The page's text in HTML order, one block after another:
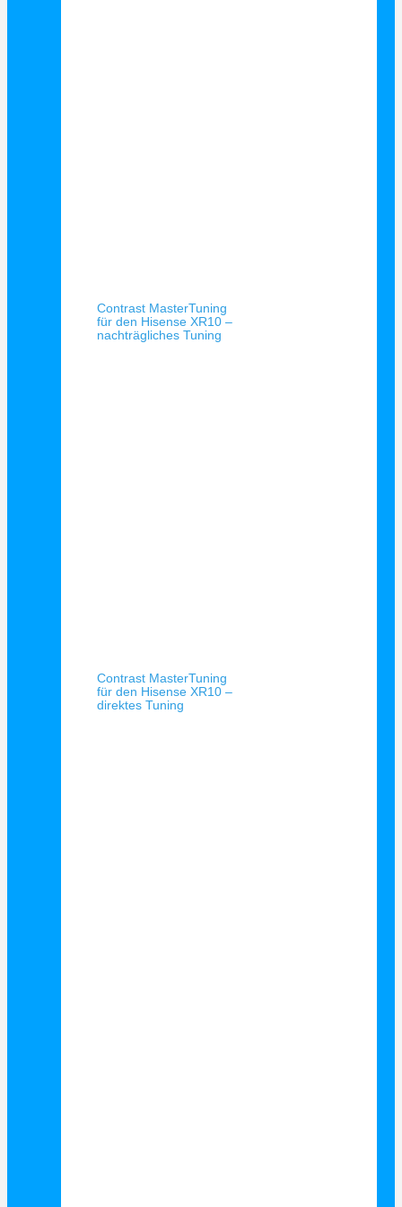
Contrast MasterTuning
für den Hisense XR10 –
nachträgliches Tuning
Contrast MasterTuning
für den Hisense XR10 –
direktes Tuning